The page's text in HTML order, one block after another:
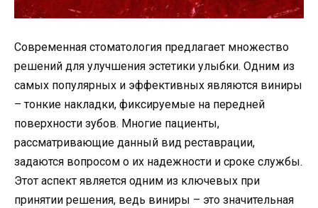
Современная стоматология предлагает множество
решений для улучшения эстетики улыбки. Одним из
самых популярных и эффективных являются виниры
– тонкие накладки, фиксируемые на передней
поверхности зубов. Многие пациенты,
рассматривающие данный вид реставрации,
задаются вопросом о их надежности и сроке службы.
Этот аспект является одним из ключевых при
принятии решения, ведь виниры – это значительная